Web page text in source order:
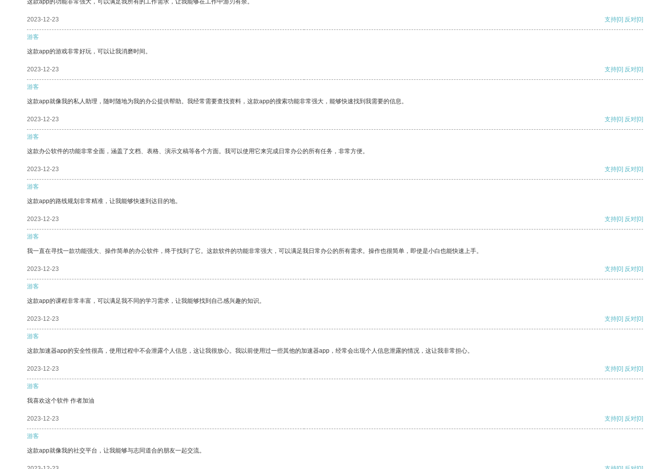
这款app的功能非常强大，可以满足我所有的工作需求，让我能够在工作中游刃有余。
2023-12-23 支持[0] 反对[0]
游客
这款app的游戏非常好玩，可以让我消磨时间。
2023-12-23 支持[0] 反对[0]
游客
这款app就像我的私人助理，随时随地为我的办公提供帮助。我经常需要查找资料，这款app的搜索功能非常强大，能够快速找到我需要的信息。
2023-12-23 支持[0] 反对[0]
游客
这款办公软件的功能非常全面，涵盖了文档、表格、演示文稿等各个方面。我可以使用它来完成日常办公的所有任务，非常方便。
2023-12-23 支持[0] 反对[0]
游客
这款app的路线规划非常精准，让我能够快速到达目的地。
2023-12-23 支持[0] 反对[0]
游客
我一直在寻找一款功能强大、操作简单的办公软件，终于找到了它。这款软件的功能非常强大，可以满足我日常办公的所有需求。操作也很简单，即使是小白也能快速上手。
2023-12-23 支持[0] 反对[0]
游客
这款app的课程非常丰富，可以满足我不同的学习需求，让我能够找到自己感兴趣的知识。
2023-12-23 支持[0] 反对[0]
游客
这款加速器app的安全性很高，使用过程中不会泄露个人信息，这让我很放心。我以前使用过一些其他的加速器app，经常会出现个人信息泄露的情况，这让我非常担心。
2023-12-23 支持[0] 反对[0]
游客
我喜欢这个软件 作者加油
2023-12-23 支持[0] 反对[0]
游客
这款app就像我的社交平台，让我能够与志同道合的朋友一起交流。